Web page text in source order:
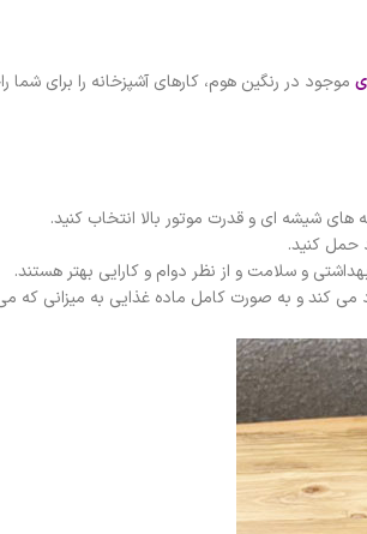
موجود در رنگین هوم، کارهای آشپزخانه را برای
شیشه ای و قدرت موتور بالا انتخاب کنید.
حمل کنید.
و سلامت و از نظر دوام و کارایی بهتر هستند.
می کند و به صورت کامل ماده غذایی به میزانی که